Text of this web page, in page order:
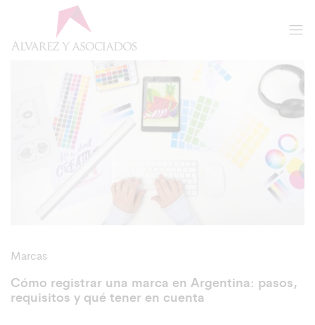
Marcas
Cómo registrar una marca en Argentina: pasos,
requisitos y qué tener en cuenta